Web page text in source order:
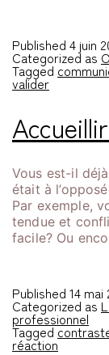
Published 4 juin
Categorized as
Tagged
valider
Vous est-il
était à
Par exemple,
tendue et
facile? Ou
Published 14 mai
Categorized as
professionnel
Tagged
réaction